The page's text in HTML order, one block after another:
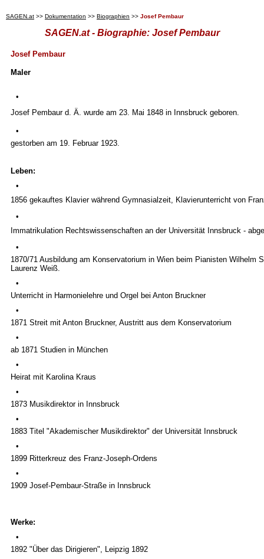
SAGEN.at >> Dokumentation >> Biographien >> Josef Pembaur
SAGEN.at - Biographie: Josef Pembaur
Josef Pembaur
Maler
•
Josef Pembaur d. Ä. wurde am 23. Mai 1848 in Innsbruck geboren.
•
gestorben am 19. Februar 1923.
Leben:
•
1856 gekauftes Klavier während Gymnasialzeit, Klavierunterricht von
•
Immatrikulation Rechtswissenschaften an der Universität Innsbruck -
•
1870/71 Ausbildung am Konservatorium in Wien beim Pianisten Wilhelm
Laurenz Weiß.
•
Unterricht in Harmonielehre und Orgel bei Anton Bruckner
•
1871 Streit mit Anton Bruckner, Austritt aus dem Konservatorium
•
ab 1871 Studien in München
•
Heirat mit Karolina Kraus
•
1873 Musikdirektor in Innsbruck
•
1883 Titel "Akademischer Musikdirektor" der Universität Innsbruck
•
1899 Ritterkreuz des Franz-Joseph-Ordens
•
1909 Josef-Pembaur-Straße in Innsbruck
Werke:
•
1892 "Über das Dirigieren", Leipzig 1892